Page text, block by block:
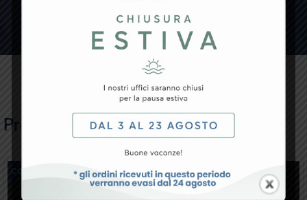
Prodotti Correlati
conf. 2000 pz. conf. 2000 pz.